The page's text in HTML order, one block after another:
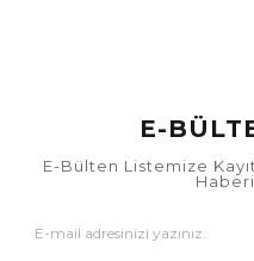
E-
E-Bülten Listemize